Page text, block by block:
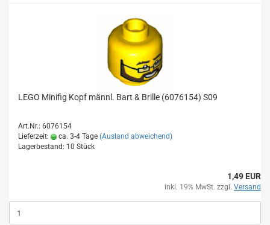
LEGO Minifig Kopf männl. Bart & Brille (6076154) S09
Art.Nr.: 6076154
Lieferzeit:
ca. 3-4 Tage (Ausland abweichend)
Lagerbestand: 10 Stück
1,49 EUR
inkl. 19% MwSt. zzgl. Versand